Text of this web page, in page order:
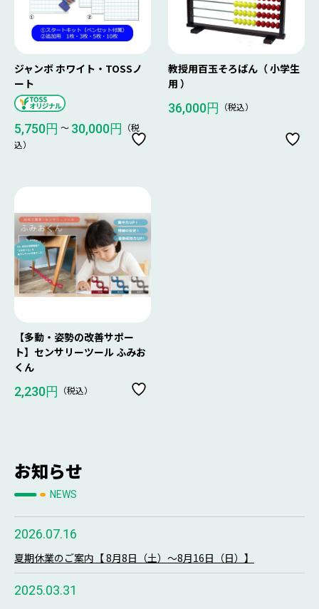
ジャンボ ホワイト・TOSSノ
ート
5,750円 〜 30,000円 （税
込）
教授用百玉そろばん（ 小学生
用 ）
36,000円 （税込）
【多動・姿勢の改善サポー
ト】センサリーツール ふみお
くん
2,230円 （税込）
お知らせ
NEWS
2026.07.16
夏期休業のご案内【 8月8日（土）～8月16日（日）】
2025.03.31